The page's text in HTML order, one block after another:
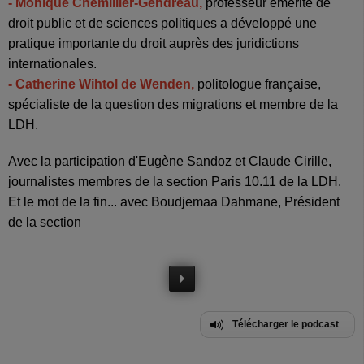
- Monique Chemillier-Gendreau, professeur émérite de
droit public et de sciences politiques a développé une
pratique importante du droit auprès des juridictions
internationales.
- Catherine Wihtol de Wenden, politologue française,
spécialiste de la question des migrations et membre de la
LDH.
Avec la participation d'Eugène Sandoz et Claude Cirille,
journalistes membres de la section Paris 10.11 de la LDH.
Et le mot de la fin... avec Boudjemaa Dahmane, Président
de la section
Télécharger le podcast